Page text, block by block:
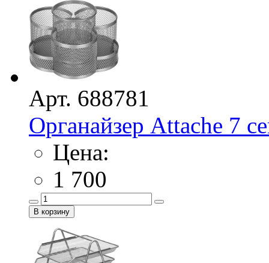
Арт. 688781
Органайзер Attache 7
Цена:
1 700